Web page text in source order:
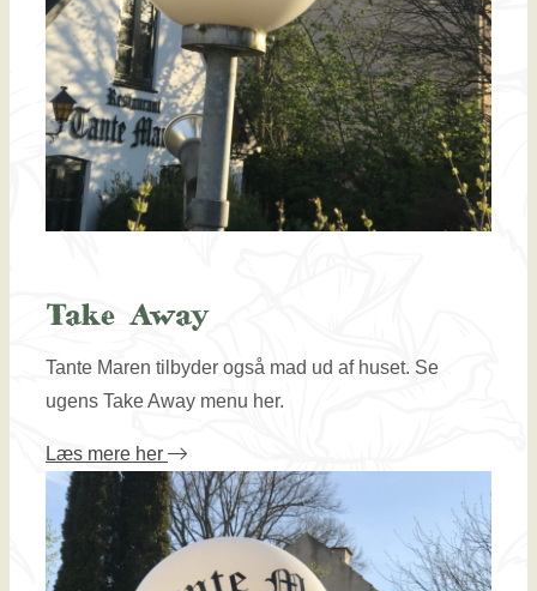
Take Away
Tante ​Maren tilbyder også mad ud af huset. Se
ugens Take Away menu her.​
Læs mere her